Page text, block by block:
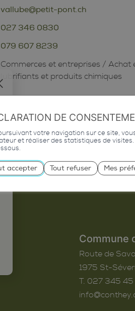
vallube@petit-pont.ch
027 346 0830
079 607 8239
Commerces et entreprises /Achat
lubrifiants et produits chimiques
Commune
Route de
1975 St-
T. 027 345
DE
votre navigation sur ce site,
et réaliser des statistiques de
accepter Tout refuser Mes